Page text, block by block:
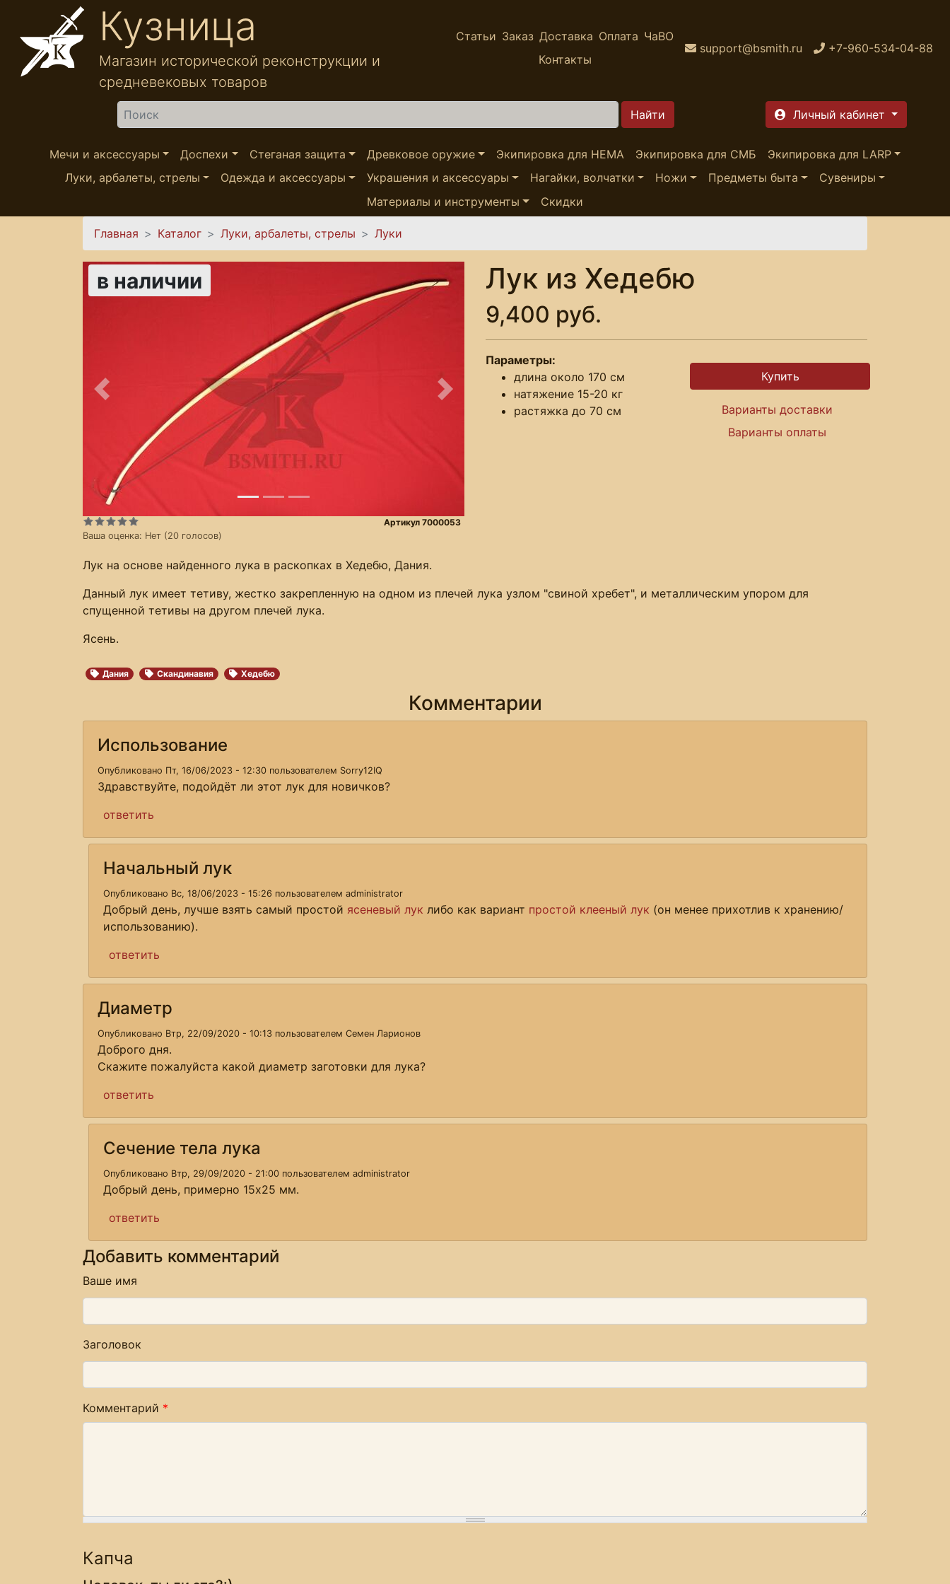
Перейти к основному содержанию
Кузница
Магазин исторической реконструкции и
средневековых товаров
Статьи Заказ Доставка Оплата ЧаВО
Контакты
support@bsmith.ru +7-960-534-04-88
Найти Личный кабинет
Мечи и аксессуары Доспехи Стеганая защита Древковое оружие Экипировка для HEMA Экипировка для СМБ
Экипировка для LARP
Луки, арбалеты, стрелы
Одежда и аксессуары Украшения и аксессуары Нагайки, волчатки Ножи Предметы быта
Сувениры
Материалы и инструменты
Скидки
Вы здесь
Главная Каталог Луки, арбалеты, стрелы Луки
в наличии
Предыдущее Следующее
Ваша оценка: Нет (20 голосов)
Артикул 7000053
Лук из Хедебю
9,400 руб.
Параметры:
длина около 170 см
натяжение 15-20 кг
растяжка до 70 см
Варианты доставки
Варианты оплаты
Лук на основе найденного лука в раскопках в Хедебю, Дания.
Данный лук имеет тетиву, жестко закрепленную на одном из плечей лука узлом "свиной хребет", и металлическим упором для
спущенной тетивы на другом плечей лука.
Ясень.
Дания Скандинавия Хедебю
Комментарии
Использование
Опубликовано Пт, 16/06/2023 - 12:30 пользователем Sorry12IQ
Здравствуйте, подойдёт ли этот лук для новичков?
ответить
Начальный лук
Опубликовано Вс, 18/06/2023 - 15:26 пользователем administrator
Добрый день, лучше взять самый простой ясеневый лук либо как вариант простой клееный лук (он менее прихотлив к хранению/
использованию).
ответить
Диаметр
Опубликовано Втр, 22/09/2020 - 10:13 пользователем Семен Ларионов
Доброго дня.
Скажите пожалуйста какой диаметр заготовки для лука?
ответить
Сечение тела лука
Опубликовано Втр, 29/09/2020 - 21:00 пользователем administrator
Добрый день, примерно 15х25 мм.
ответить
Добавить комментарий
Ваше имя
Заголовок
Комментарий *
Капча